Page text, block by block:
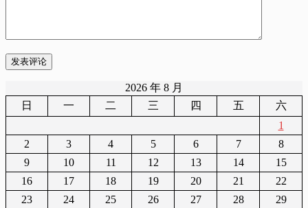
发表评论
2026 年 8 月
日
一 二 三 四 五
六
1
2
3 4 5 6 7
8
9
10 11 12 13 14
15
16
17 18 19 20 21
22
23
24 25 26 27 28
29